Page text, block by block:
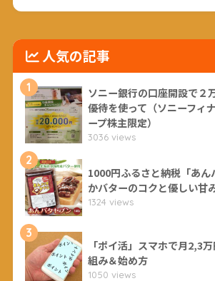
人気の記事
1
ソニー銀行の口座開設で２
優待を使って（ソニーフィ
ープ株主限定）
3036 views
2
1000円ふるさと納税「あん
かバターのコクと優しい甘
1324 views
3
「ポイ活」スマホで月2,3
組み＆始め方
1050 views